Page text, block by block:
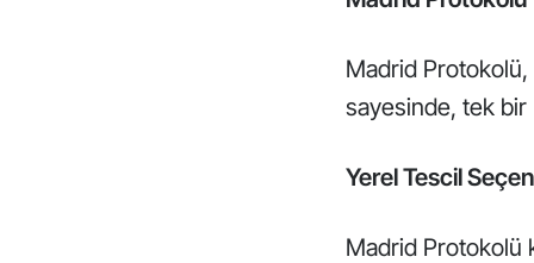
Madrid Protokolü,
sayesinde, tek
Yerel Tescil
Madrid Protokolü